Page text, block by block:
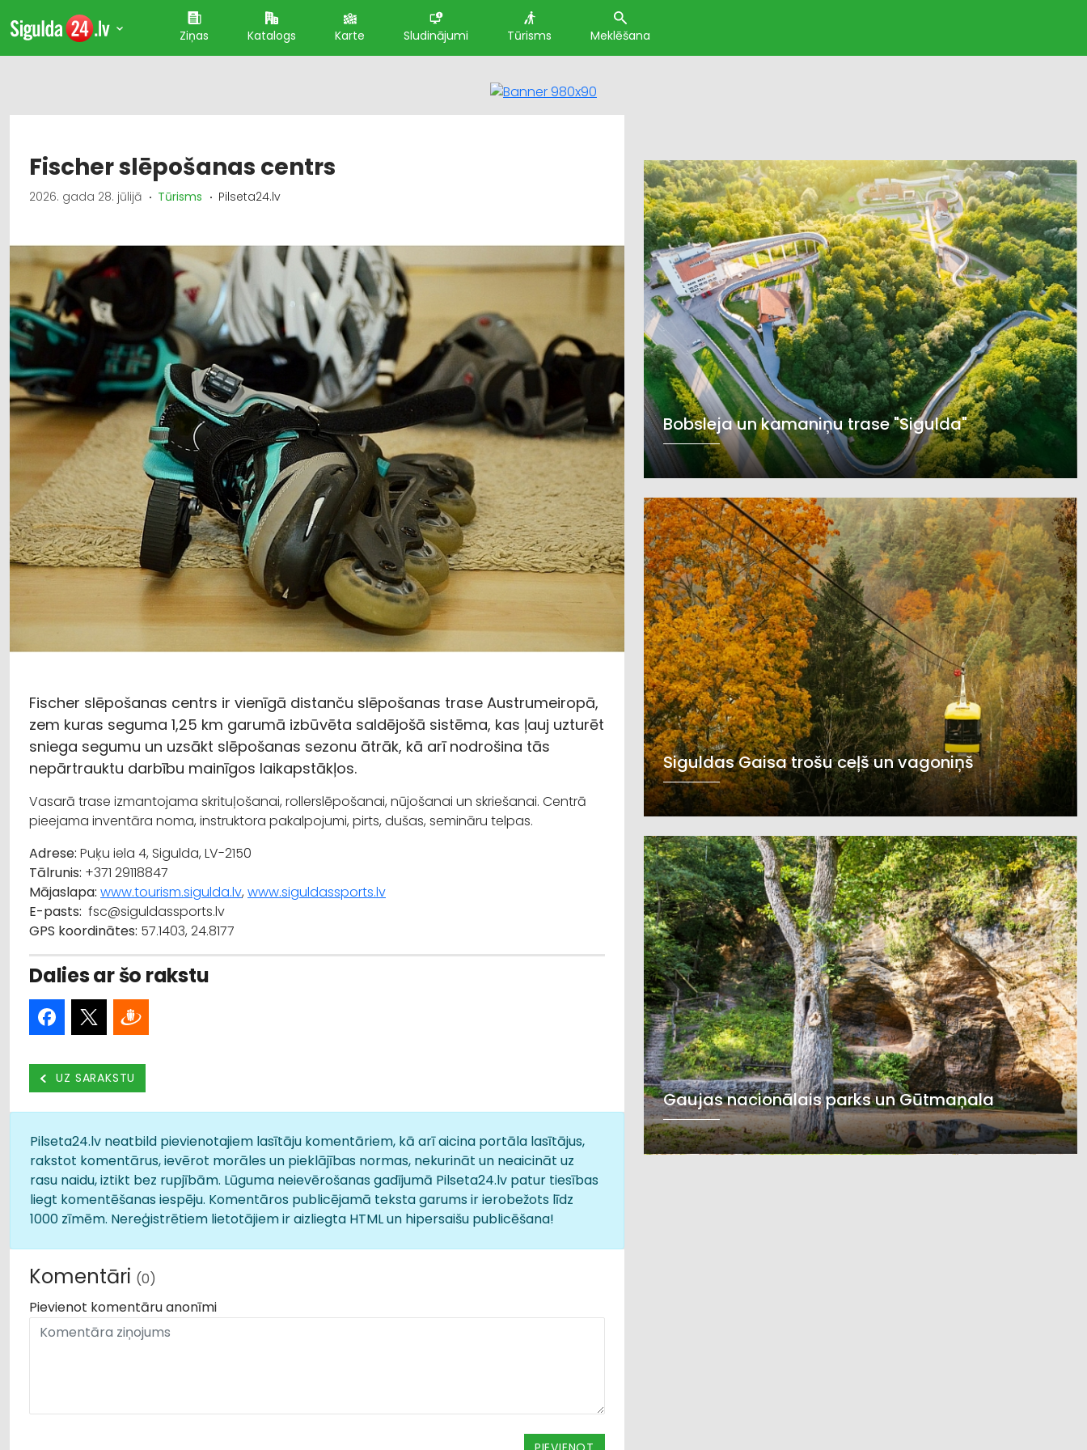
Ziņas Katalogs Karte Sludinājumi Tūrisms Meklēšana
Fischer slēpošanas centrs
2026. gada 28. jūlijā Tūrisms Pilseta24.lv
Fischer slēpošanas centrs ir vienīgā distanču slēpošanas trase Austrumeiropā,
zem kuras seguma 1,25 km garumā izbūvēta saldējošā sistēma, kas ļauj uzturēt
sniega segumu un uzsākt slēpošanas sezonu ātrāk, kā arī nodrošina tās
nepārtrauktu darbību mainīgos laikapstākļos.
Vasarā trase izmantojama skrituļošanai, rollerslēpošanai, nūjošanai un skriešanai. Centrā
pieejama inventāra noma, instruktora pakalpojumi, pirts, dušas, semināru telpas.
Adrese: Puķu iela 4, Sigulda, LV-2150
Tālrunis: +371 29118847
Mājaslapa: www.tourism.sigulda.lv, www.siguldassports.lv
E-pasts: fsc@siguldassports.lv
GPS koordinātes: 57.1403, 24.8177
Dalies ar šo rakstu
UZ SARAKSTU
Pilseta24.lv neatbild pievienotajiem lasītāju komentāriem, kā arī aicina portāla lasītājus,
rakstot komentārus, ievērot morāles un pieklājības normas, nekurināt un neaicināt uz
rasu naidu, iztikt bez rupjībām. Lūguma neievērošanas gadījumā Pilseta24.lv patur tiesības
liegt komentēšanas iespēju. Komentāros publicējamā teksta garums ir ierobežots līdz
1000 zīmēm. Nereģistrētiem lietotājiem ir aizliegta HTML un hipersaišu publicēšana!
Komentāri (0)
Pievienot komentāru anonīmi
Bobsleja un kamaniņu trase "Sigulda"
Siguldas Gaisa trošu ceļš un vagoniņš
Gaujas nacionālais parks un Gūtmaņala